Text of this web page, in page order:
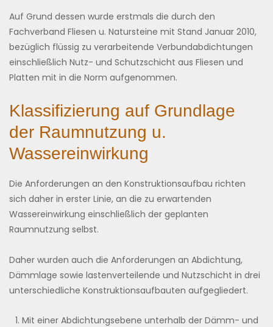
Auf Grund dessen wurde erstmals die durch den
Fachverband Fliesen u. Natursteine mit Stand Januar 2010,
bezüglich flüssig zu verarbeitende Verbundabdichtungen
einschließlich Nutz- und Schutzschicht aus Fliesen und
Platten mit in die Norm aufgenommen.
Klassifizierung auf Grundlage
der Raumnutzung u.
Wassereinwirkung
Die Anforderungen an den Konstruktionsaufbau richten
sich daher in erster Linie, an die zu erwartenden
Wassereinwirkung einschließlich der geplanten
Raumnutzung selbst.
Daher wurden auch die Anforderungen an Abdichtung,
Dämmlage sowie lastenverteilende und Nutzschicht in drei
unterschiedliche Konstruktionsaufbauten aufgegliedert.
Mit einer Abdichtungsebene unterhalb der Dämm- und